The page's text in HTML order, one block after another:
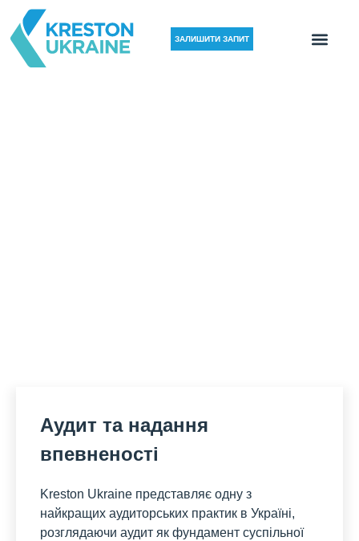
ЗАЛИШИТИ ЗАПИТ
Аудит та надання
впевненості
Kreston Ukraine представляє одну з
найкращих аудиторських практик в Україні,
розглядаючи аудит як фундамент суспільної